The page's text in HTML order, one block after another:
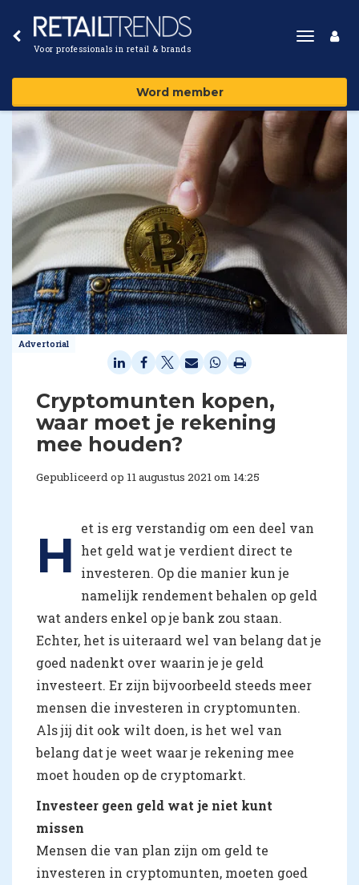
Voor professionals in retail & brands
Toggle
Word member
Advertorial
Cryptomunten kopen,
waar moet je rekening
mee houden?
Gepubliceerd op 11 augustus 2021 om 14:25
H
et is erg verstandig om een deel van
het geld wat je verdient direct te
investeren. Op die manier kun je
namelijk rendement behalen op geld
wat anders enkel op je bank zou staan.
Echter, het is uiteraard wel van belang dat je
goed nadenkt over waarin je je geld
investeert. Er zijn bijvoorbeeld steeds meer
mensen die investeren in cryptomunten.
Als jij dit ook wilt doen, is het wel van
belang dat je weet waar je rekening mee
moet houden op de cryptomarkt.
Investeer geen geld wat je niet kunt
missen
Mensen die van plan zijn om geld te
investeren in cryptomunten, moeten goed